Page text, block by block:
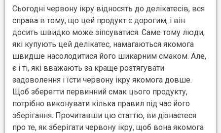
Сьогодні червону ікру відносять до делікатесів, вся
справа в тому, що цей продукт є дорогим, і він
досить швидко може зіпсуватися. Саме тому люди,
які купують цей делікатес, намагаються якомога
швидше насолодитися його шикарним смаком. Але,
є і ті, які вважають за краще розтягувати
задоволення і їсти червону ікру якомога довше.
Щоб зберегти первинний смак цього продукту,
потрібно виконувати кілька правил під час його
зберігання. Прочитавши цю статтю, ви дізнаєтеся
про те, як зберігати червону ікру, щоб вона якомога